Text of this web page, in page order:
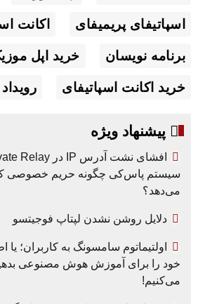
اسپاتیفای پریمیفای اکانت
برنامه نویسان خرید اپل
خرید اکانت اسپاتیفای رویداد
پیشنهاد ویژه
سیستم پاس‌کی چگونه حریم خصوصی
می‌دهد؟
دلایل روشن نشدن لپتاپ فوجیتسو
اولتیماتوم سامسونگ به کاربران؛
خود را برای آموزش هوش مصنوعی
می‌کنیم!